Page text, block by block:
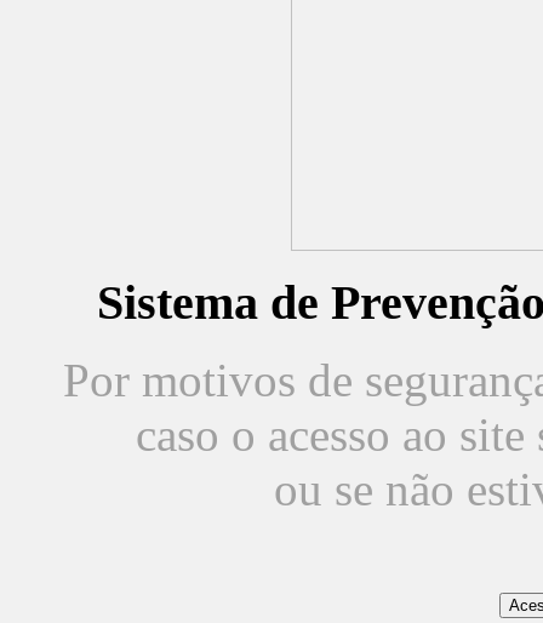
Sistema de
Por motivos de
caso o acesso ao
ou se não